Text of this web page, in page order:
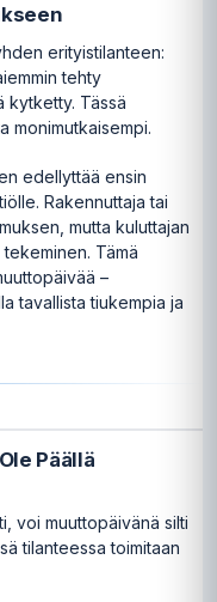
erityistilanteen:
tehty
kytketty. Tässä
monimutkaisempi.
edellyttää ensin
Rakennuttaja tai
mutta kuluttajan
Tämä
–
tavallista tiukempia ja
Päällä
voi muuttopäivänä silti
tilanteessa toimitaan